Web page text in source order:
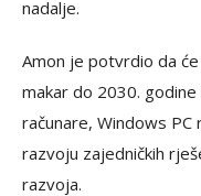
nadalje.
Amon je potvrdio da
makar do 2030.
računare, Windows PC
razvoju zajedničkih
razvoja.